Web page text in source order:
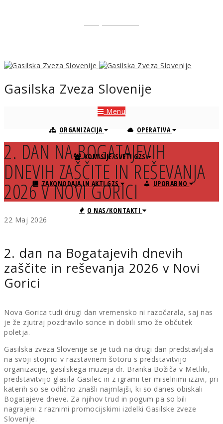
Gasilska Zveza Slovenije
Menu
ORGANIZACIJA
OPERATIVA
KOMISIJE/SVETI GZS
ZAKONODAJA IN AKTI GZS UPORABNO
O NAS/KONTAKTI
2. DAN NA BOGATAJEVIH
DNEVIH ZAŠČITE IN REŠEVANJA
2026 V NOVI GORICI
22 Maj 2026
2. dan na Bogatajevih dnevih
zaščite in reševanja 2026 v Novi
Gorici
Nova Gorica tudi drugi dan vremensko ni razočarala, saj nas
je že zjutraj pozdravilo sonce in dobili smo že občutek
poletja.
Gasilska zveza Slovenije se je tudi na drugi dan predstavljala
na svoji stojnici v razstavnem šotoru s predstavitvijo
organizacije, gasilskega muzeja dr. Branka Božiča v Metliki,
predstavitvijo glasila Gasilec in z igrami ter miselnimi izzivi, pri
katerih so se odlično znašli najmlajši, ki so danes obiskali
Bogatajeve dneve. Za njihov trud in pogum pa so bili
nagrajeni z raznimi promocijskimi izdelki Gasilske zveze
Slovenije.